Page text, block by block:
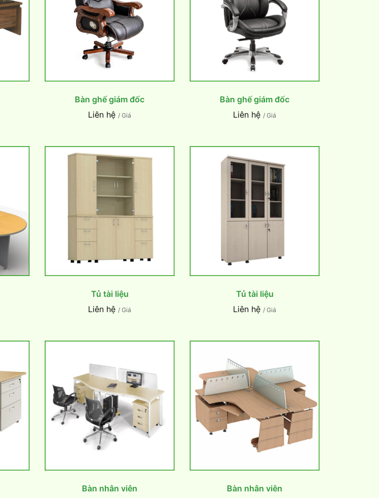
Bàn ghế giám đốc
Liên hệ / Giá
Bàn ghế giám đốc
Liên hệ / Giá
Tủ tài liệu
Liên hệ / Giá
Tủ tài liệu
Liên hệ / Giá
Bàn nhân viên
Bàn nhân viên